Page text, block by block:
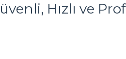
Hızlı ve